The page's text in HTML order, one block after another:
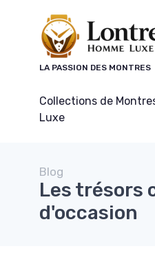
LA PASSION DES MONTRES
Collections de
Luxe
Blog
Les trésors
d'occasion